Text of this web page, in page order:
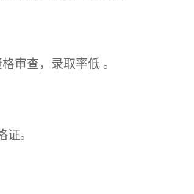
资格审查，录取率低 。
TESL资格证。